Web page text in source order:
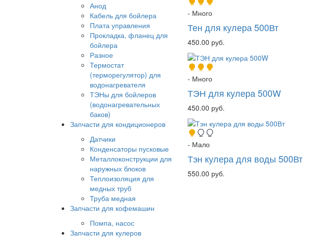
Анод
Кабель для бойлера
Плата управления
Прокладка, фланец для
бойлера
Разное
Термостат
(терморегулятор) для
водонагревателя
ТЭНы для бойлеров
(водонагревательных
баков)
Запчасти для кондиционеров
Датчики
Конденсаторы пусковые
Металлоконструкции для
наружных блоков
Теплоизоляция для
медных труб
Труба медная
Запчасти для кофемашин
Помпа, насос
Запчасти для кулеров
- Много
Тен для кулера 500Вт
450.00 руб.
- Много
ТЭН для кулера 500W
450.00 руб.
- Мало
Тэн кулера для воды 500Вт
550.00 руб.